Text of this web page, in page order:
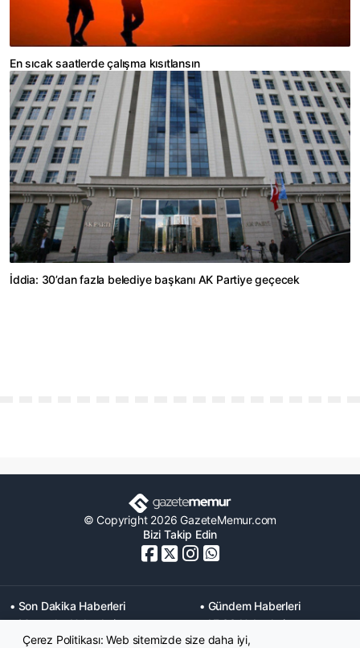
En sıcak saatlerde çalışma kısıtlansın
İddia: 30’dan fazla belediye başkanı AK Partiye geçecek
© Copyright 2026 GazeteMemur.com
Bizi Takip Edin
• Son Dakika Haberleri
• Gündem Haberleri
• Memurlar Haberleri
• KPSS Haberleri
• Ekonomi Haberleri
• Eğitim Haberleri
Çerez Politikası: Web sitemizde size daha iyi,